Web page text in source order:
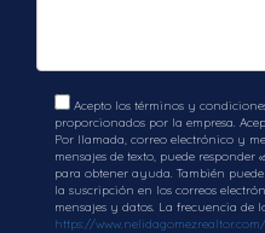
Acepto los términos y
proporcionados por la empresa.
Por llamada, correo electrónico y
mensajes de texto, puede responder
para obtener ayuda. También
la suscripción en los correos
mensajes y datos. La frecuencia de
https://